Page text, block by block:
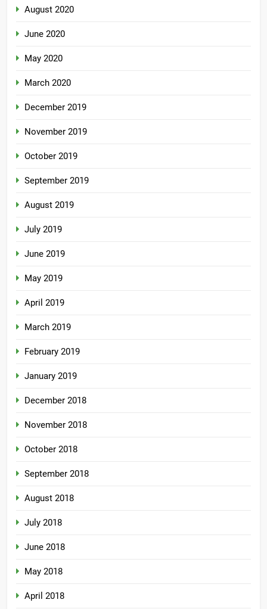
August 2020
June 2020
May 2020
March 2020
December 2019
November 2019
October 2019
September 2019
August 2019
July 2019
June 2019
May 2019
April 2019
March 2019
February 2019
January 2019
December 2018
November 2018
October 2018
September 2018
August 2018
July 2018
June 2018
May 2018
April 2018